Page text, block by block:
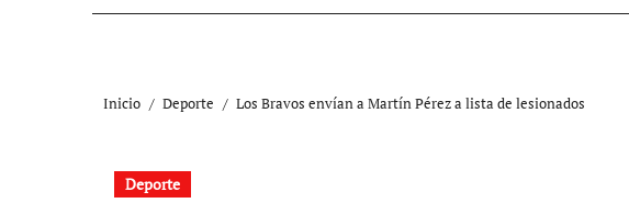
Inicio Deporte Los Bravos envían a Martín Pérez a lista de lesionados
Deporte